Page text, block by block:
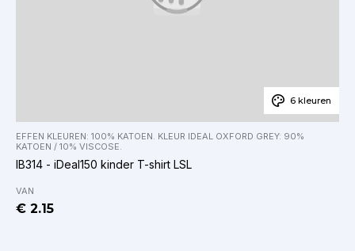
6 kleuren
EFFEN KLEUREN: 100% KATOEN. KLEUR IDEAL OXFORD GREY: 90%
KATOEN / 10% VISCOSE.
IB314 - iDeal150 kinder T-shirt LSL
VAN
€ 2.15